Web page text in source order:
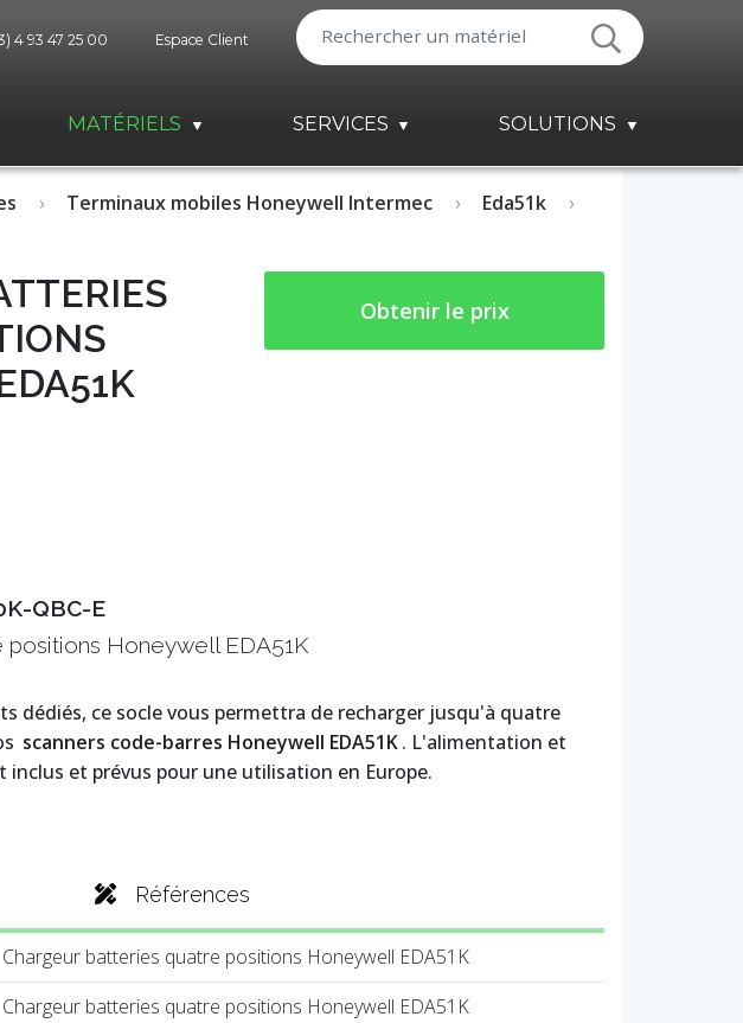
4 93 47 25 00 Espace Client
MATÉRIELS SERVICES SOLUTIONS
Terminaux mobiles Honeywell Intermec
Eda51k
Obtenir le prix
QBC-E
Honeywell EDA51K
dédiés, ce socle vous permettra de recharger jusqu'à quatre
scanners code-barres Honeywell EDA51K. L'alimentation et
et prévus pour une utilisation en Europe.
Références
Chargeur batteries quatre positions Honeywell EDA51K
Chargeur batteries quatre positions Honeywell EDA51K